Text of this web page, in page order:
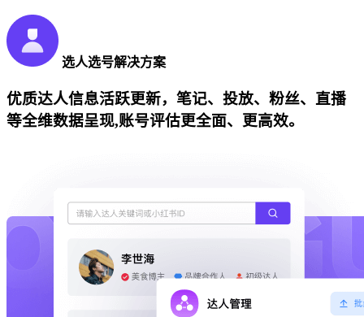
选人选号解决方案
优质达人信息活跃更新，笔记、投放、粉丝、直播
等全维数据呈现,账号评估更全面、更高效。